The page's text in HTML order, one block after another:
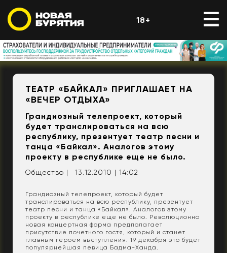
18+
ТЕАТР «БАЙКАЛ» ПРИГЛАШАЕТ НА
«ВЕЧЕР ОТДЫХА»
Грандиозный телепроект, который
будет транслироваться на всю
республику, презентует театр песни и
танца «Байкал». Аналогов этому
проекту в республике еще не было.
Общество | 13.12.2010 | 14:02
Грандиозный телепроект, который будет
транслироваться на всю республику, презентует
театр песни и танца «Байкал». Аналогов этому
проекту в республике еще не было. Революционно
новая концертная форма предполагает
присутствие почетного гостя, который и станет
главным героем выступления. 19 декабря это будет
популярнейшая певица Бадма-Ханда.